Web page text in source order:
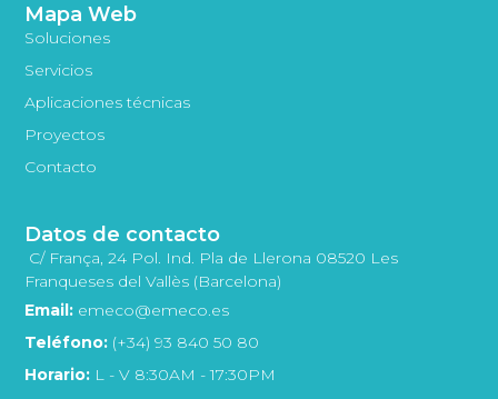
Mapa Web
Soluciones
Servicios
Aplicaciones técnicas
Proyectos
Contacto
Datos de contacto
C/ França, 24 Pol. Ind. Pla de Llerona 08520 Les
Franqueses del Vallès (Barcelona)
Email: emeco@emeco.es
Teléfono: (+34) 93 840 50 80
Horario: L - V 8:30AM - 17:30PM